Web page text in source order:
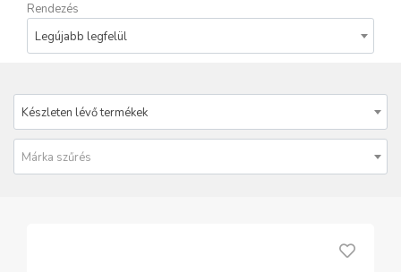
Rendezés
Legújabb legfelül
Készleten lévő termékek
Márka szűrés